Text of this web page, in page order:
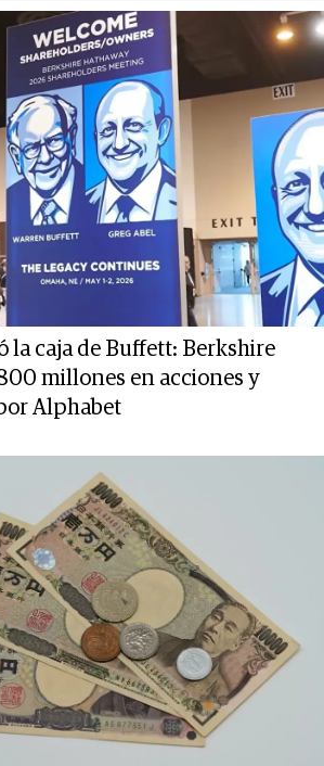
la caja de Buffett: Berkshire
millones en acciones y
Alphabet